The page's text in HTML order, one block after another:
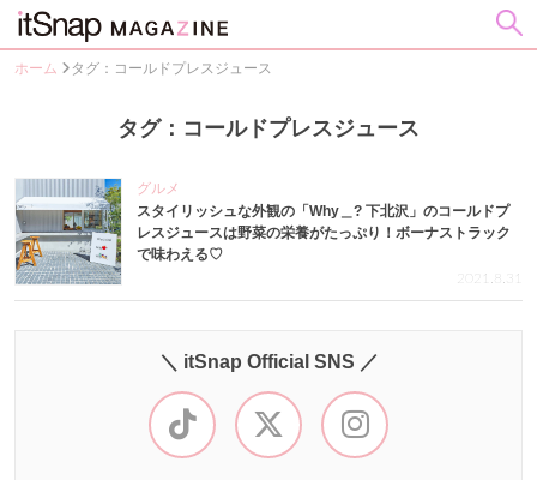
ホーム タグ：コールドプレスジュース
タグ：コールドプレスジュース
グルメ
スタイリッシュな外観の「Why＿? 下北沢」のコールドプ
レスジュースは野菜の栄養がたっぷり！ボーナストラック
で味わえる♡
2021.8.31
＼ itSnap Official SNS ／